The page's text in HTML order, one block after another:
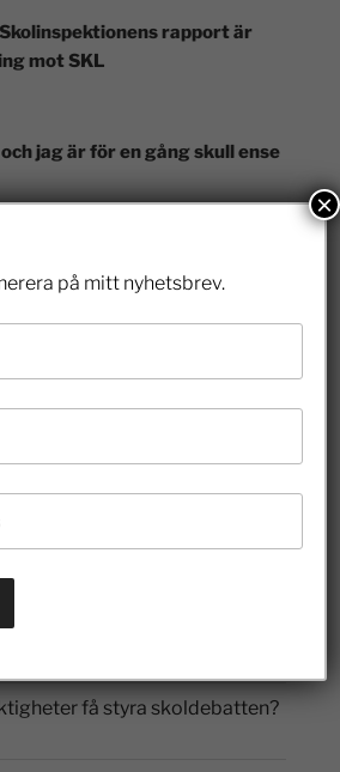
rapport är
mot SKL
jag är för en gång skull ense
inte av prisregleringar
finansmarknaden har lyft
få styra skoldebatten?
på mitt nyhetsbrev.
×